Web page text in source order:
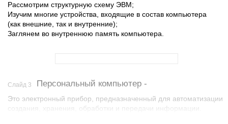
Рассмотрим структурную схему ЭВМ;
Изучим многие устройства, входящие в состав компьютера
(как внешние, так и внутренние);
Заглянем во внутреннюю память компьютера.
Слайд 3 Персональный компьютер -
Это электронный прибор, предназначенный для автоматизации
создания, хранения, обработки и передачи информации.